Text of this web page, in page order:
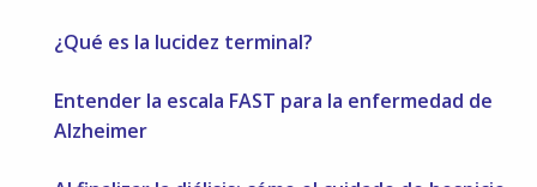
¿Qué es la lucidez terminal?
Entender la escala FAST para la enfermedad de
Alzheimer